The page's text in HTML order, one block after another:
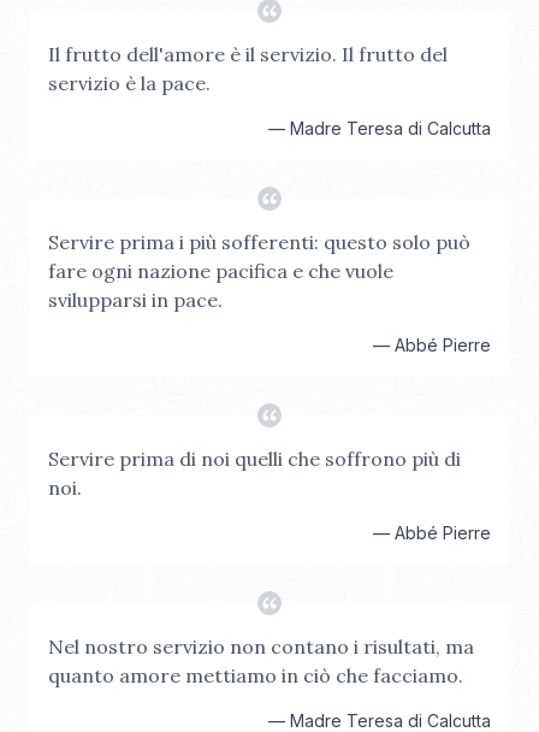
Il frutto dell'amore è il servizio. Il frutto del
servizio è la pace.
— Madre Teresa di Calcutta
Servire prima i più sofferenti: questo solo può
fare ogni nazione pacifica e che vuole
svilupparsi in pace.
— Abbé Pierre
Servire prima di noi quelli che soffrono più di
noi.
— Abbé Pierre
Nel nostro servizio non contano i risultati, ma
quanto amore mettiamo in ciò che facciamo.
— Madre Teresa di Calcutta